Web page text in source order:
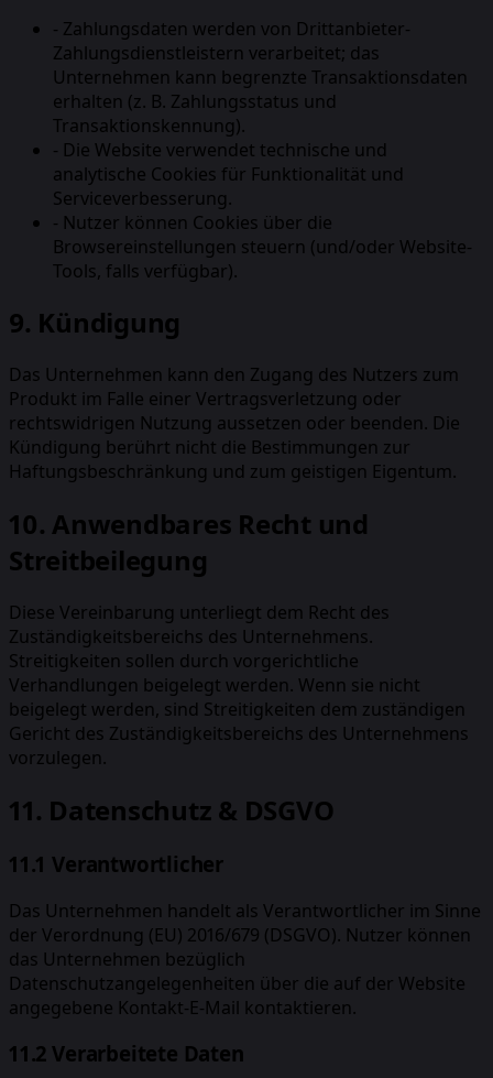
- Zahlungsdaten werden von Drittanbieter-
Zahlungsdienstleistern verarbeitet; das
Unternehmen kann begrenzte Transaktionsdaten
erhalten (z. B. Zahlungsstatus und
Transaktionskennung).
- Die Website verwendet technische und
analytische Cookies für Funktionalität und
Serviceverbesserung.
- Nutzer können Cookies über die
Browsereinstellungen steuern (und/oder Website-
Tools, falls verfügbar).
9. Kündigung
Das Unternehmen kann den Zugang des Nutzers zum
Produkt im Falle einer Vertragsverletzung oder
rechtswidrigen Nutzung aussetzen oder beenden. Die
Kündigung berührt nicht die Bestimmungen zur
Haftungsbeschränkung und zum geistigen Eigentum.
10. Anwendbares Recht und
Streitbeilegung
Diese Vereinbarung unterliegt dem Recht des
Zuständigkeitsbereichs des Unternehmens.
Streitigkeiten sollen durch vorgerichtliche
Verhandlungen beigelegt werden. Wenn sie nicht
beigelegt werden, sind Streitigkeiten dem zuständigen
Gericht des Zuständigkeitsbereichs des Unternehmens
vorzulegen.
11. Datenschutz & DSGVO
11.1 Verantwortlicher
Das Unternehmen handelt als Verantwortlicher im Sinne
der Verordnung (EU) 2016/679 (DSGVO). Nutzer können
das Unternehmen bezüglich
Datenschutzangelegenheiten über die auf der Website
angegebene Kontakt-E-Mail kontaktieren.
11.2 Verarbeitete Daten